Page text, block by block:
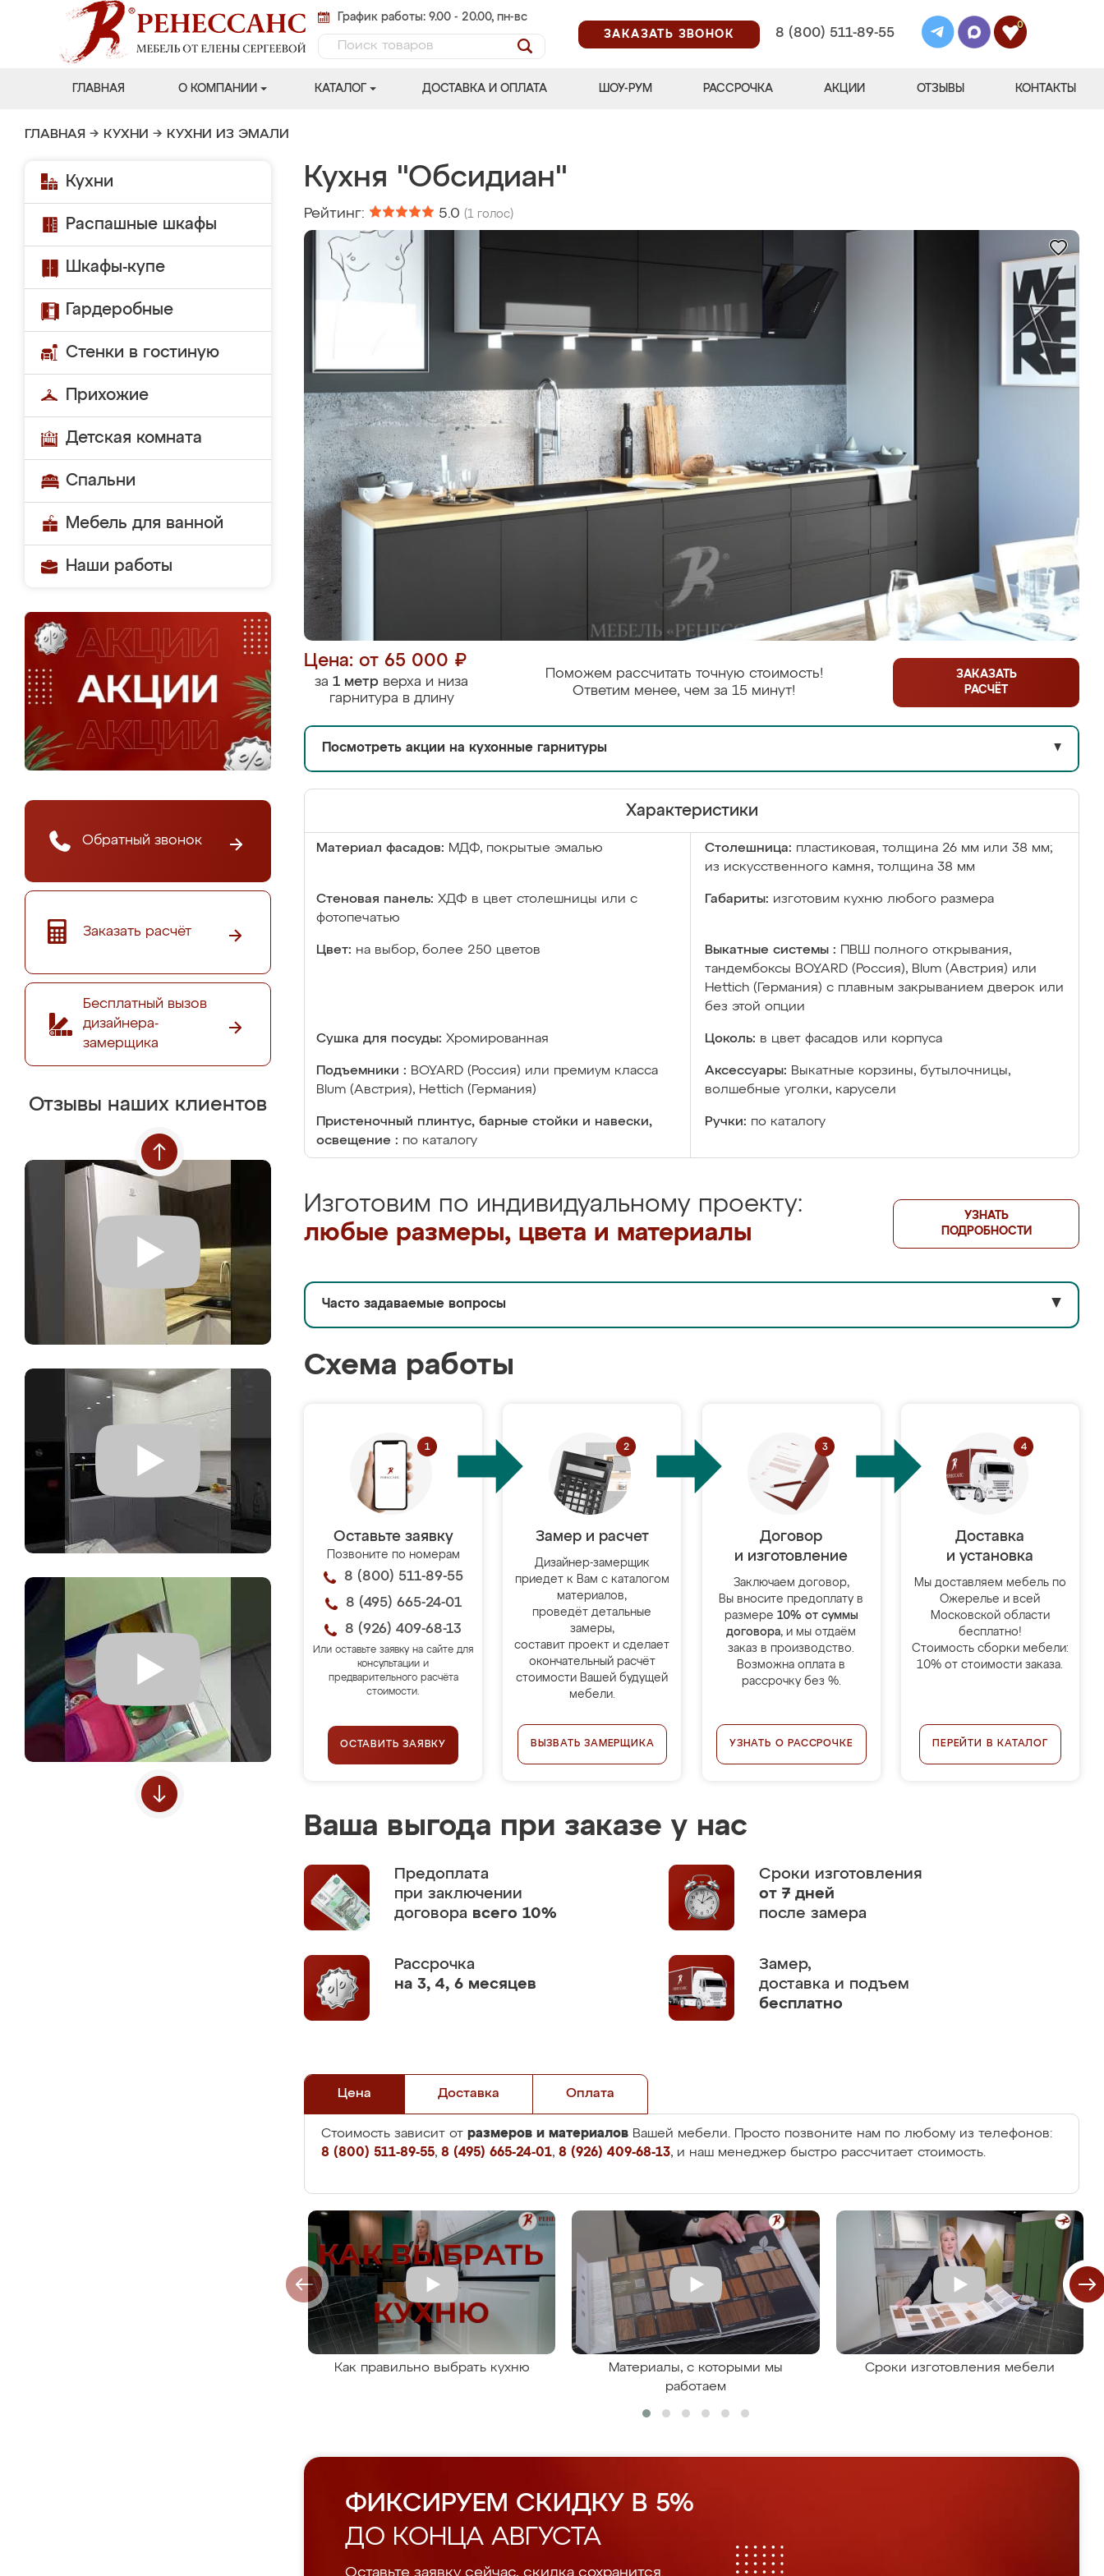
График работы: 9.00 - 20.00, пн-вс
ЗАКАЗАТЬ ЗВОНОК
8 (800) 511-89-55
0
ГЛАВНАЯ О КОМПАНИИ КАТАЛОГ ДОСТАВКА И ОПЛАТА ШОУ-РУМ РАССРОЧКА АКЦИИ ОТЗЫВЫ КОНТАКТЫ
ГЛАВНАЯ → КУХНИ → КУХНИ ИЗ ЭМАЛИ
Кухни
Распашные шкафы
Шкафы-купе
Гардеробные
Стенки в гостиную
Прихожие
Детская комната
Спальни
Мебель для ванной
Наши работы
Обратный звонок
Заказать расчёт
Бесплатный вызов
дизайнера-
замерщика
Отзывы наших клиентов
Кухня "Обсидиан"
Рейтинг: 5.0 (1 голос)
Цена: от 65 000 ₽
за 1 метр верха и низа
гарнитура в длину
Поможем рассчитать точную стоимость!
Ответим менее, чем за 15 минут!
ЗАКАЗАТЬ
РАСЧЁТ
Посмотреть акции на кухонные гарнитуры ▼
Характеристики
Материал фасадов: МДФ, покрытые эмалью Столешница: пластиковая, толщина 26 мм или 38 мм;
из искусственного камня, толщина 38 мм
Стеновая панель: ХДФ в цвет столешницы или с
фотопечатью
Габариты: изготовим кухню любого размера
Цвет: на выбор, более 250 цветов Выкатные системы :
ПВШ полного открывания,
тандембоксы BOYARD (Россия), Blum (Австрия) или
Hettich (Германия) с плавным закрыванием дверок или
без этой опции
Сушка для посуды: Хромированная Цоколь: в цвет фасадов или корпуса
Подъемники : BOYARD (Россия) или премиум класса
Blum (Австрия), Hettich (Германия)
Аксессуары: Выкатные корзины, бутылочницы,
волшебные уголки, карусели
Пристеночный плинтус, барные стойки и навески,
освещение : по каталогу
Ручки: по каталогу
Изготовим по индивидуальному проекту:
любые размеры, цвета и материалы
УЗНАТЬ
ПОДРОБНОСТИ
Часто задаваемые вопросы ▼
Схема работы
Оставьте заявку
Позвоните по номерам
8 (800) 511-89-55
8 (495) 665-24-01
8 (926) 409-68-13
Или оставьте заявку на сайте для
консультации и
предварительного расчёта
стоимости.
ОСТАВИТЬ ЗАЯВКУ
Замер и расчет
Дизайнер-замерщик
приедет к Вам с каталогом
материалов,
проведёт детальные
замеры,
составит проект и сделает
окончательный расчёт
стоимости Вашей будущей
мебели.
ВЫЗВАТЬ ЗАМЕРЩИКА
Договор
и изготовление
Заключаем договор,
Вы вносите предоплату в
размере 10% от суммы
договора, и мы отдаём
заказ в производство.
Возможна оплата в
рассрочку без %.
УЗНАТЬ О РАССРОЧКЕ
Доставка
и установка
Мы доставляем мебель по
Ожерелье и всей
Московской области
бесплатно!
Стоимость сборки мебели:
10% от стоимости заказа.
ПЕРЕЙТИ В КАТАЛОГ
Ваша выгода при заказе у нас
Предоплата
при заключении
договора всего 10%
Сроки изготовления
от 7 дней
после замера
Рассрочка
на 3, 4, 6 месяцев
Замер,
доставка и подъем
бесплатно
Цена Доставка Оплата
Стоимость зависит от размеров и материалов Вашей мебели. Просто позвоните нам по любому из телефонов:
8 (800) 511-89-55, 8 (495) 665-24-01, 8 (926) 409-68-13, и наш менеджер быстро рассчитает стоимость.
Как правильно выбрать кухню
Материалы, с которыми мы
работаем
Сроки изготовления мебели
ФИКСИРУЕМ СКИДКУ В 5%
ДО КОНЦА АВГУСТА
Оставьте заявку сейчас, скидка сохранится.